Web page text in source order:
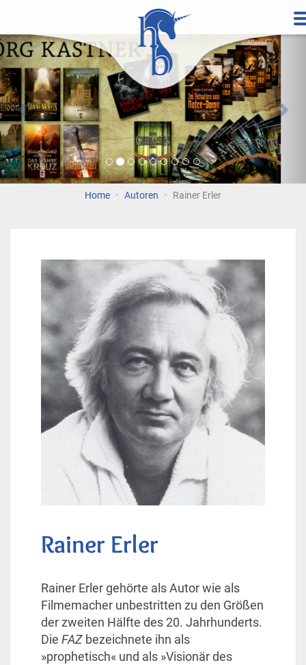
InhaltVorherige
Home Autoren Rainer Erler
Rainer Erler
Rainer Erler gehörte als Autor wie als
Filmemacher unbestritten zu den Größen
der zweiten Hälfte des 20. Jahrhunderts.
Die FAZ bezeichnete ihn als
»prophetisch« und als »Visionär des